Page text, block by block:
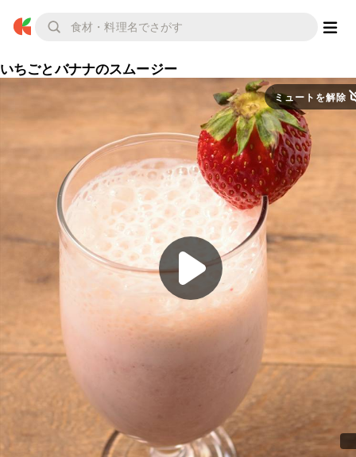
いちごとバナナのスムージー
ミュートを解除